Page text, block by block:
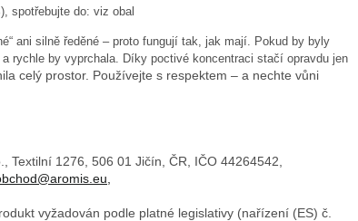
spotřebujte do: viz obal
ani silně ředěné – proto fungují tak, jak mají. Pokud by byly
rychle by vyprchala. Díky poctivé koncentraci stačí opravdu jen
celý prostor. Používejte s respektem – a nechte vůni
Textilní 1276, 506 01 Jičín, ČR, IČO 44264542,
vyžadován podle platné legislativy (nařízení (ES) č.